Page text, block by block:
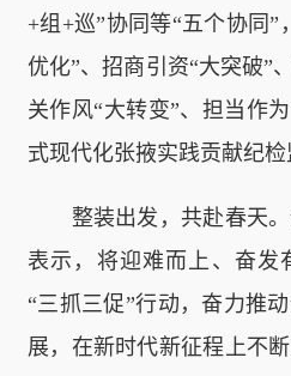
+组+巡”协同等“五个协同
优化”、招商引资“大突破”
关作风“大转变”、担当作
式现代化张掖实践贡献纪检
整装出发，共赴春天。
表示，将迎难而上、奋发
“三抓三促”行动，奋力推
展，在新时代新征程上不